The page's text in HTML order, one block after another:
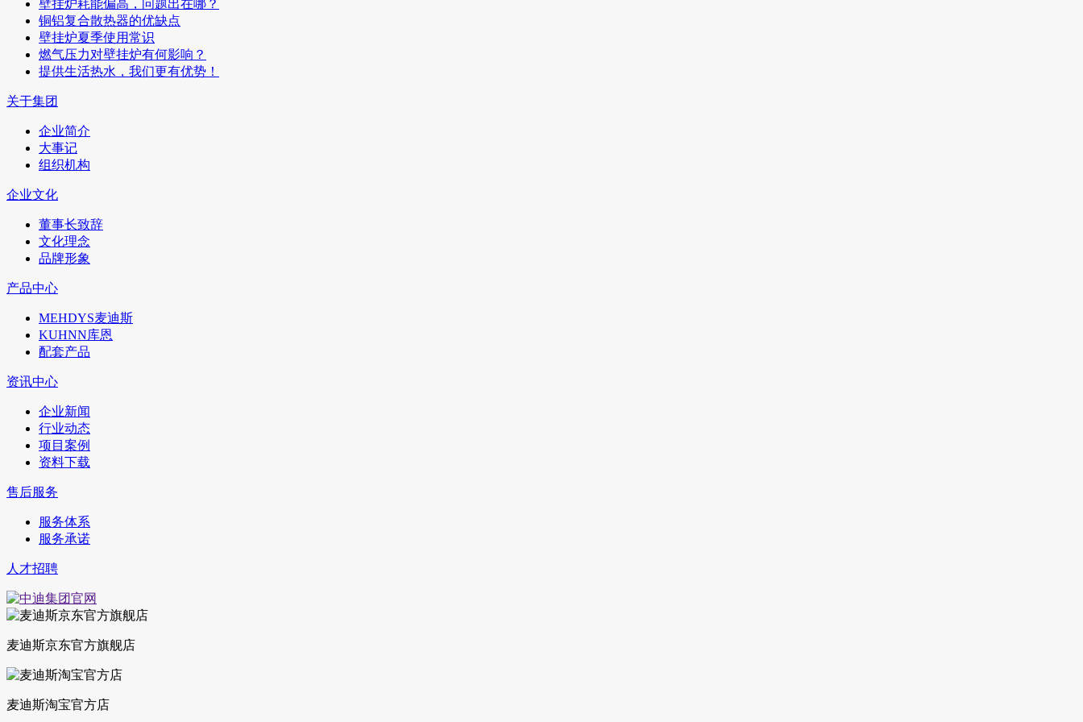
壁挂炉耗能偏高，问题出在哪？
铜铝复合散热器的优缺点
壁挂炉夏季使用常识
燃气压力对壁挂炉有何影响？
提供生活热水，我们更有优势！
关于集团
企业简介
大事记
组织机构
企业文化
董事长致辞
文化理念
品牌形象
产品中心
MEHDYS麦迪斯
KUHNN库恩
配套产品
资讯中心
企业新闻
行业动态
项目案例
资料下载
售后服务
服务体系
服务承诺
人才招聘
麦迪斯京东官方旗舰店
麦迪斯淘宝官方店